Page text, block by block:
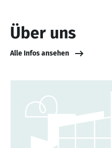
Über uns
Alle Infos ansehen